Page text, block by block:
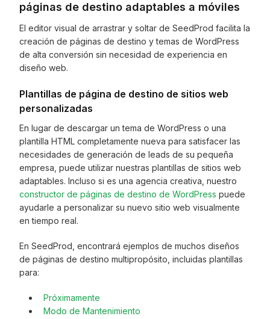
páginas de destino adaptables a móviles
El editor visual de arrastrar y soltar de SeedProd facilita la
creación de páginas de destino y temas de WordPress
de alta conversión sin necesidad de experiencia en
diseño web.
Plantillas de página de destino de sitios web
personalizadas
En lugar de descargar un tema de WordPress o una
plantilla HTML completamente nueva para satisfacer las
necesidades de generación de leads de su pequeña
empresa, puede utilizar nuestras plantillas de sitios web
adaptables. Incluso si es una agencia creativa, nuestro
constructor de páginas de destino de WordPress puede
ayudarle a personalizar su nuevo sitio web visualmente
en tiempo real.
En SeedProd, encontrará ejemplos de muchos diseños
de páginas de destino multipropósito, incluidas plantillas
para:
Próximamente
Modo de Mantenimiento